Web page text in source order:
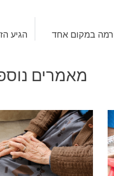
במקום אחד הגיע
מאמרים